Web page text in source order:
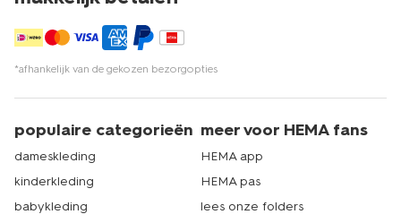
bestel je boxershort voor dames via
hema.nl
badpakkentot pyjama's. Je vindt het allemaal in ons
ruime assortiment. Bestellen gaat eenvoudig online. Je
vult je winkelmandje, rekent af en voordat je het weet
staat de bezorger al bij jou op de stoep. Kom je liever
deuren staan altijd voor je open! Echt HEMA.
*afhankelijk van de gekozen bezorgopties
populaire categorieën
dameskleding
kinderkleding
babykleding
meer voor HEMA fans
HEMA app
HEMA pas
lees onze folders